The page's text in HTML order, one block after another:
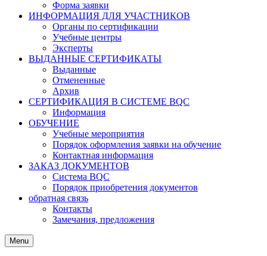
Форма заявки
ИНФОРМАЦИЯ ДЛЯ УЧАСТНИКОВ
Органы по сертификации
Учебные центры
Эксперты
ВЫДАННЫЕ СЕРТИФИКАТЫ
Выданные
Отмененные
Архив
СЕРТИФИКАЦИЯ В СИСТЕМЕ BQC
Информация
ОБУЧЕНИЕ
Учебные мероприятия
Порядок оформления заявки на обучение
Контактная информация
ЗАКАЗ ДОКУМЕНТОВ
Система BQC
Порядок приобретения документов
обратная связь
Контакты
Замечания, предложения
Menu